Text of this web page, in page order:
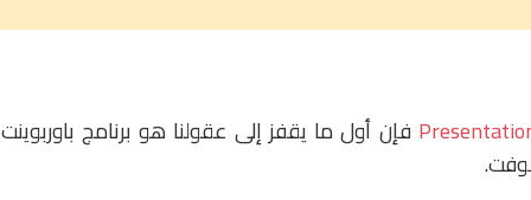
فإن أول ما يقفز إلى عقولنا هو برنامج باوربوينت